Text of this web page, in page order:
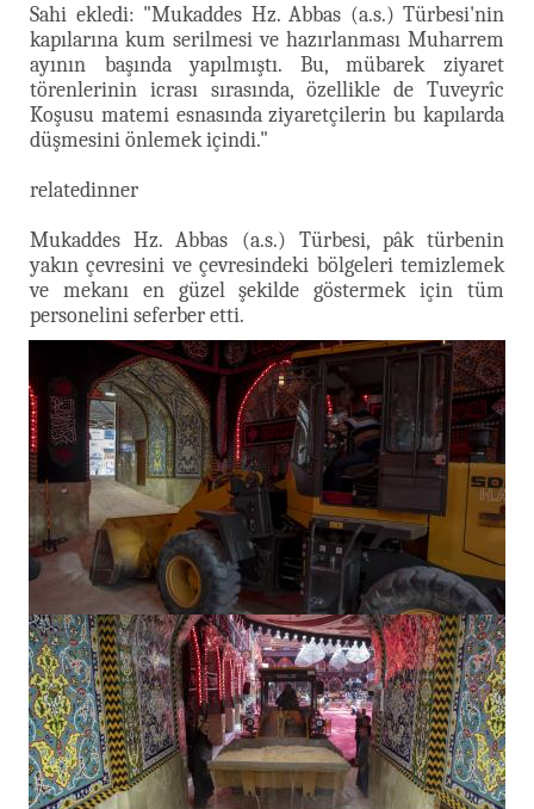
Sahi ekledi: "Mukaddes Hz. Abbas (a.s.) Türbesi'nin
kapılarına kum serilmesi ve hazırlanması Muharrem
ayının başında yapılmıştı. Bu, mübarek ziyaret
törenlerinin icrası sırasında, özellikle de Tuveyrîc
Koşusu matemi esnasında ziyaretçilerin bu kapılarda
düşmesini önlemek içindi."
relatedinner
Mukaddes Hz. Abbas (a.s.) Türbesi, pâk türbenin
yakın çevresini ve çevresindeki bölgeleri temizlemek
ve mekanı en güzel şekilde göstermek için tüm
personelini seferber etti.